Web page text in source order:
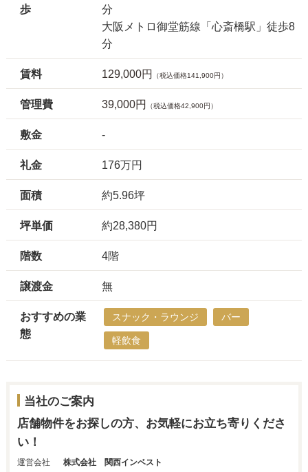
歩
分
大阪メトロ御堂筋線「心斎橋駅」徒歩8
分
賃料 129,000円 （税込価格141,900円）
管理費 39,000円 （税込価格42,900円）
敷金 -
礼金 176万円
面積 約5.96坪
坪単価 約28,380円
階数 4階
譲渡金 無
おすすめの業
態
スナック・ラウンジ バー
軽飲食
当社のご案内
店舗物件をお探しの方、お気軽にお立ち寄りくださ
い！
運営会社
株式会社 関西インベスト